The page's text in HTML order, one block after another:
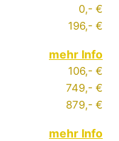
0,- €
196,- €
mehr Info
106,- €
749,- €
879,- €
mehr Info